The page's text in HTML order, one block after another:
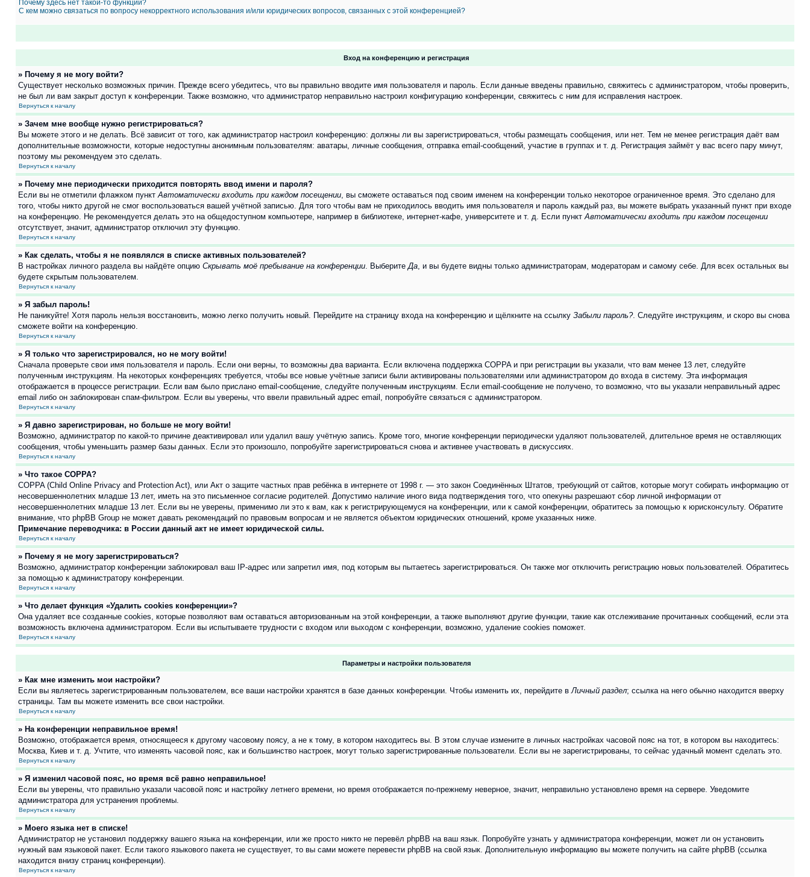
Почему здесь нет такой-то функции?
С кем можно связаться по вопросу некорректного использования и/или юридических вопросов, связанных с этой конференцией?
Вход на конференцию и регистрация
» Почему я не могу войти?
Существует несколько возможных причин. Прежде всего убедитесь, что вы правильно вводите имя пользователя и пароль. Если данные введены правильно, свяжитесь с администратором, чтобы проверить,
не был ли вам закрыт доступ к конференции. Также возможно, что администратор неправильно настроил конфигурацию конференции, свяжитесь с ним для исправления настроек.
Вернуться к началу
» Зачем мне вообще нужно регистрироваться?
Вы можете этого и не делать. Всё зависит от того, как администратор настроил конференцию: должны ли вы зарегистрироваться, чтобы размещать сообщения, или нет. Тем не менее регистрация даёт вам
дополнительные возможности, которые недоступны анонимным пользователям: аватары, личные сообщения, отправка email-сообщений, участие в группах и т. д. Регистрация займёт у вас всего пару минут,
поэтому мы рекомендуем это сделать.
Вернуться к началу
» Почему мне периодически приходится повторять ввод имени и пароля?
Если вы не отметили флажком пунктАвтоматически входить при каждом посещении, вы сможете оставаться под своим именем на конференции только некоторое ограниченное время. Это сделано для
того, чтобы никто другой не смог воспользоваться вашей учётной записью. Для того чтобы вам не приходилось вводить имя пользователя и пароль каждый раз, вы можете выбрать указанный пункт при входе
на конференцию. Не рекомендуется делать это на общедоступном компьютере, например в библиотеке, интернет-кафе, университете и т. д. Если пунктАвтоматически входить при каждом посещении
отсутствует, значит, администратор отключил эту функцию.
Вернуться к началу
» Как сделать, чтобы я не появлялся в списке активных пользователей?
В настройках личного раздела вы найдёте опцию Скрывать моё пребывание на конференции. ВыберитеДа, и вы будете видны только администраторам, модераторам и самому себе. Для всех остальных вы
будете скрытым пользователем.
Вернуться к началу
» Я забыл пароль!
Не паникуйте! Хотя пароль нельзя восстановить, можно легко получить новый. Перейдите на страницу входа на конференцию и щёлкните на ссылку Забыли пароль?. Следуйте инструкциям, и скоро вы снова
сможете войти на конференцию.
Вернуться к началу
» Я только что зарегистрировался, но не могу войти!
Сначала проверьте свои имя пользователя и пароль. Если они верны, то возможны два варианта. Если включена поддержка COPPA и при регистрации вы указали, что вам менее 13 лет, следуйте
полученным инструкциям. На некоторых конференциях требуется, чтобы все новые учётные записи были активированы пользователями или администратором до входа в систему. Эта информация
отображается в процессе регистрации. Если вам было прислано email-сообщение, следуйте полученным инструкциям. Если email-сообщение не получено, то возможно, что вы указали неправильный адрес
email либо он заблокирован спам-фильтром. Если вы уверены, что ввели правильный адрес email, попробуйте связаться с администратором.
Вернуться к началу
» Я давно зарегистрирован, но больше не могу войти!
Возможно, администратор по какой-то причине деактивировал или удалил вашу учётную запись. Кроме того, многие конференции периодически удаляют пользователей, длительное время не оставляющих
сообщения, чтобы уменьшить размер базы данных. Если это произошло, попробуйте зарегистрироваться снова и активнее участвовать в дискуссиях.
Вернуться к началу
» Что такое COPPA?
COPPA (Child Online Privacy and Protection Act), или Акт о защите частных прав ребёнка в интернете от 1998 г. — это закон Соединённых Штатов, требующий от сайтов, которые могут собирать информацию от
несовершеннолетних младше 13 лет, иметь на это письменное согласие родителей. Допустимо наличие иного вида подтверждения того, что опекуны разрешают сбор личной информации от
несовершеннолетних младше 13 лет. Если вы не уверены, применимо ли это к вам, как к регистрирующемуся на конференции, или к самой конференции, обратитесь за помощью к юрисконсульту. Обратите
внимание, что phpBB Group не может давать рекомендаций по правовым вопросам и не является объектом юридических отношений, кроме указанных ниже.
Примечание переводчика: в России данный акт не имеет юридической силы.
Вернуться к началу
» Почему я не могу зарегистрироваться?
Возможно, администратор конференции заблокировал ваш IP-адрес или запретил имя, под которым вы пытаетесь зарегистрироваться. Он также мог отключить регистрацию новых пользователей. Обратитесь
за помощью к администратору конференции.
Вернуться к началу
» Что делает функция «Удалить cookies конференции»?
Она удаляет все созданные cookies, которые позволяют вам оставаться авторизованным на этой конференции, а также выполняют другие функции, такие как отслеживание прочитанных сообщений, если эта
возможность включена администратором. Если вы испытываете трудности с входом или выходом с конференции, возможно, удаление cookies поможет.
Вернуться к началу
Параметры и настройки пользователя
» Как мне изменить мои настройки?
Если вы являетесь зарегистрированным пользователем, все ваши настройки хранятся в базе данных конференции. Чтобы изменить их, перейдите вЛичный раздел; ссылка на него обычно находится вверху
страницы. Там вы можете изменить все свои настройки.
Вернуться к началу
» На конференции неправильное время!
Возможно, отображается время, относящееся к другому часовому поясу, а не к тому, в котором находитесь вы. В этом случае измените в личных настройках часовой пояс на тот, в котором вы находитесь:
Москва, Киев и т. д. Учтите, что изменять часовой пояс, как и большинство настроек, могут только зарегистрированные пользователи. Если вы не зарегистрированы, то сейчас удачный момент сделать это.
Вернуться к началу
» Я изменил часовой пояс, но время всё равно неправильное!
Если вы уверены, что правильно указали часовой пояс и настройку летнего времени, но время отображается по-прежнему неверное, значит, неправильно установлено время на сервере. Уведомите
администратора для устранения проблемы.
Вернуться к началу
» Моего языка нет в списке!
Администратор не установил поддержку вашего языка на конференции, или же просто никто не перевёл phpBB на ваш язык. Попробуйте узнать у администратора конференции, может ли он установить
нужный вам языковой пакет. Если такого языкового пакета не существует, то вы сами можете перевести phpBB на свой язык. Дополнительную информацию вы можете получить на сайте phpBB (ссылка
находится внизу страниц конференции).
Вернуться к началу